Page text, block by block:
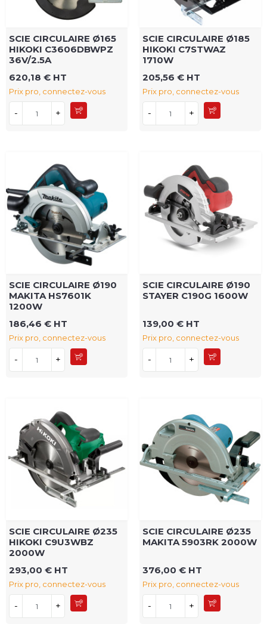
SCIE CIRCULAIRE Ø165
HIKOKI C3606DBWPZ
36V/2.5A
620,18 € HT
Prix pro, connectez-vous
- +
SCIE CIRCULAIRE Ø185
HIKOKI C7STWAZ
1710W
205,56 € HT
Prix pro, connectez-vous
- +
SCIE CIRCULAIRE Ø190
MAKITA HS7601K
1200W
186,46 € HT
Prix pro, connectez-vous
- +
SCIE CIRCULAIRE Ø190
STAYER C190G 1600W
139,00 € HT
Prix pro, connectez-vous
- +
SCIE CIRCULAIRE Ø235
HIKOKI C9U3WBZ
2000W
293,00 € HT
Prix pro, connectez-vous
- +
SCIE CIRCULAIRE Ø235
MAKITA 5903RK 2000W
376,00 € HT
Prix pro, connectez-vous
- +